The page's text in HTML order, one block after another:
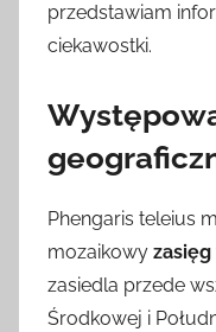
przedstawiam
ciekawostki.
Phengaris teleius
mozaikowy zasięg
zasiedla przede
Środkowej i